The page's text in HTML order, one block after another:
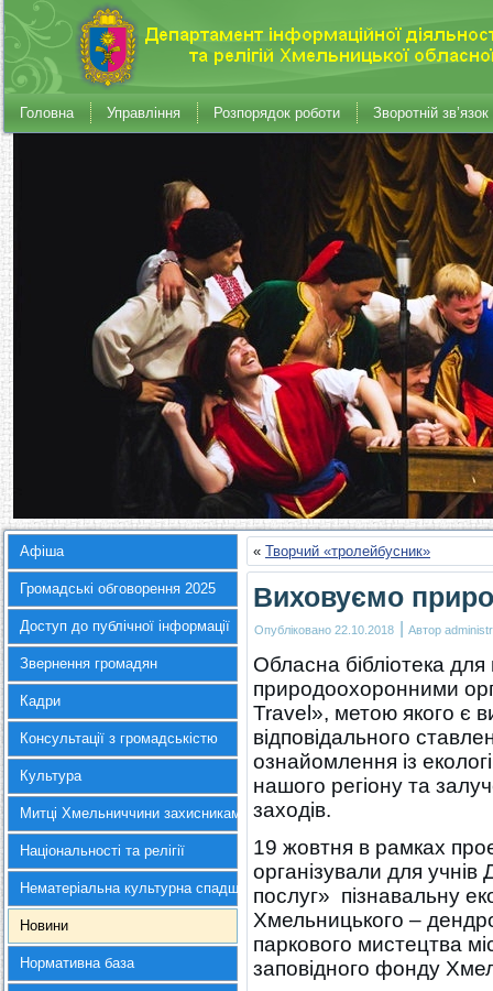
Головна Управління Розпорядок роботи Зворотній зв’язок
Афіша
Громадські обговорення 2025
Доступ до публічної інформації
Звернення громадян
Кадри
Консультації з громадськістю
Культура
Митці Хмельниччини захисникам України
Національності та релігії
Нематеріальна культурна спадщина
Новини
Нормативна база
« Творчий «тролейбусник»
Виховуємо
Опубліковано 22.10.2018 | Автор
Обласна бібліотека
природоохоронними
Travel», метою якого є
відповідального
ознайомлення із
нашого регіону та
заходів.
19 жовтня в рамках
організували для
послуг» пізнавальну
Хмельницького –
паркового мистецтва
заповідного фонду